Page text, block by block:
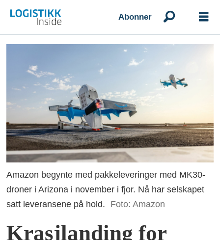
Abonner
Amazon begynte med pakkeleveringer med MK30-
droner i Arizona i november i fjor. Nå har selskapet
satt leveransene på hold.
Foto: Amazon
Krasjlanding for